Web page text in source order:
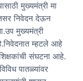
मुख्यमंत्री मा
निवेदन देऊन
मुख्यमंत्री
म्हटले आहे
संघटना आहे.
पातळ्यांवर